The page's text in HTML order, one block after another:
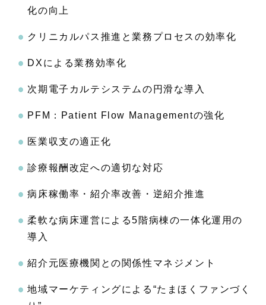
化の向上
クリニカルパス推進と業務プロセスの効率化
DXによる業務効率化
次期電子カルテシステムの円滑な導入
PFM：Patient Flow Managementの強化
医業収支の適正化
診療報酬改定への適切な対応
病床稼働率・紹介率改善・逆紹介推進
柔軟な病床運営による5階病棟の一体化運用の
導入
紹介元医療機関との関係性マネジメント
地域マーケティングによる“たまほくファンづく